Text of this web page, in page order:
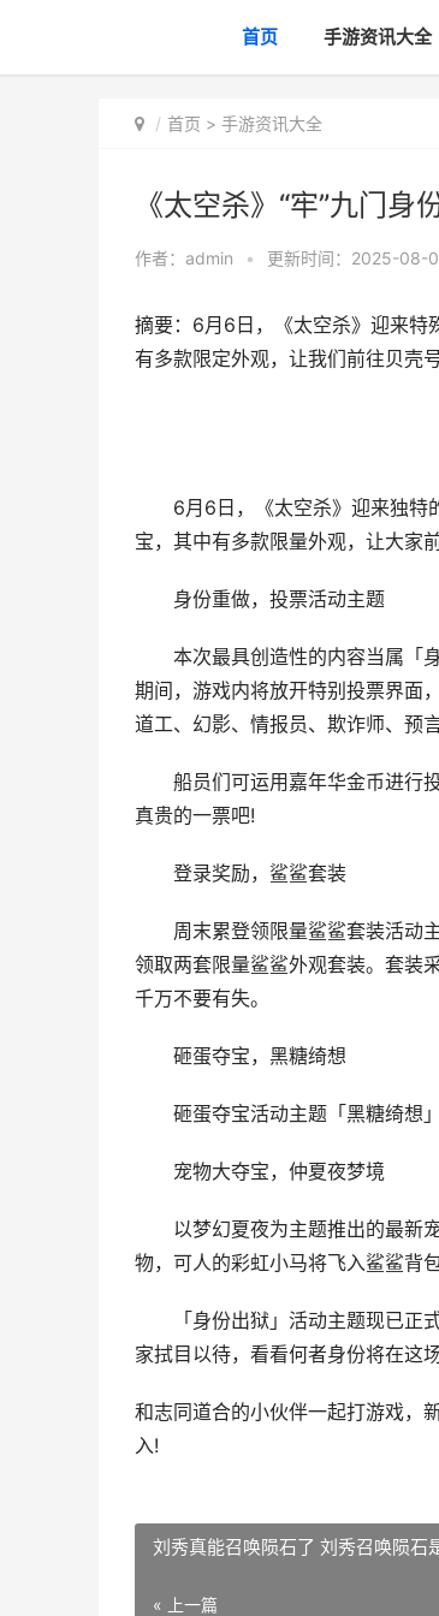
首页 手游资讯大全
首页 > 手游资讯大全
《太空杀》“牢”九门身
作者： admin • 更新时间：2025-08-
摘要：6月6日，《太空杀》迎来特
有多款限定外观，让我们前往贝壳
6月6日，《太空杀》迎来独特的
宝，其中有多款限量外观，让大家
身份重做，投票活动主题
本次最具创造性的内容当属「身
期间，游戏内将放开特别投票界面
道工、幻影、情报员、欺诈师、预
船员们可运用嘉年华金币进行投
真贵的一票吧!
登录奖励，鲨鲨套装
周末累登领限量鲨鲨套装活动主
领取两套限量鲨鲨外观套装。套装
千万不要有失。
砸蛋夺宝，黑糖绮想
砸蛋夺宝活动主题「黑糖绮想」
宠物大夺宝，仲夏夜梦境
以梦幻夏夜为主题推出的最新宠
物，可人的彩虹小马将飞入鲨鲨背
「身份出狱」活动主题现已正式
家拭目以待，看看何者身份将在这
和志同道合的小伙伴一起打游戏，
入!
刘秀真能召唤陨石了 刘秀召唤陨石
« 上一篇